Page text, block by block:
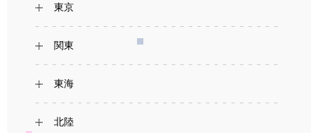
東京
関東
東海
北陸